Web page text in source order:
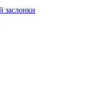
заслонки